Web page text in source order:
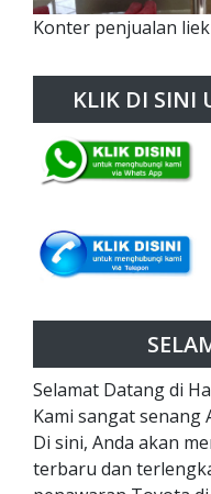
Konter penjualan
KLIK DI SINI
Selamat Datang di
Kami sangat senang
Di sini, Anda akan
terbaru dan